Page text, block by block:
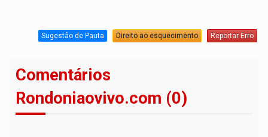
Sugestão de Pauta Direito ao esquecimento Reportar Erro
Comentários
Rondoniaovivo.com (0)